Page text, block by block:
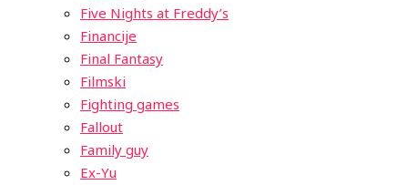
Five Nights at Freddy’s
Financije
Final Fantasy
Filmski
Fighting games
Fallout
Family guy
Ex-Yu